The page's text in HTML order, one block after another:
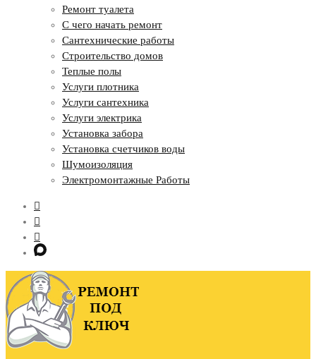
Ремонт туалета
С чего начать ремонт
Сантехнические работы
Строительство домов
Теплые полы
Услуги плотника
Услуги сантехника
Услуги электрика
Установка забора
Установка счетчиков воды
Шумоизоляция
Электромонтажные Работы